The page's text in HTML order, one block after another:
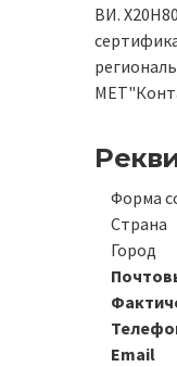
ВИ.
Форма
Страна
Город
Email